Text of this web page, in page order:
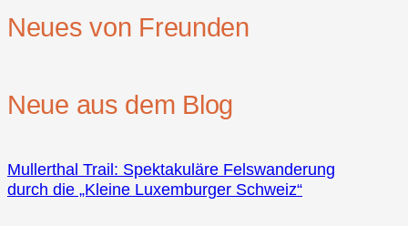
Neues von Freunden
Neue aus dem Blog
Mullerthal Trail: Spektakuläre Felswanderung
durch die „Kleine Luxemburger Schweiz“